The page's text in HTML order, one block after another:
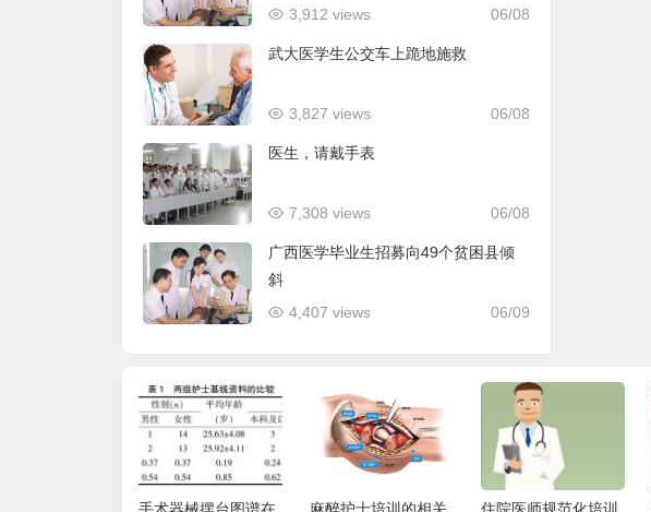
06/08
3,912 views
武大医学生公交车上跪地施救
06/08
3,827 views
医生，请戴手表
06/08
7,308 views
广西医学毕业生招募向49个贫困县倾
斜
06/09
4,407 views